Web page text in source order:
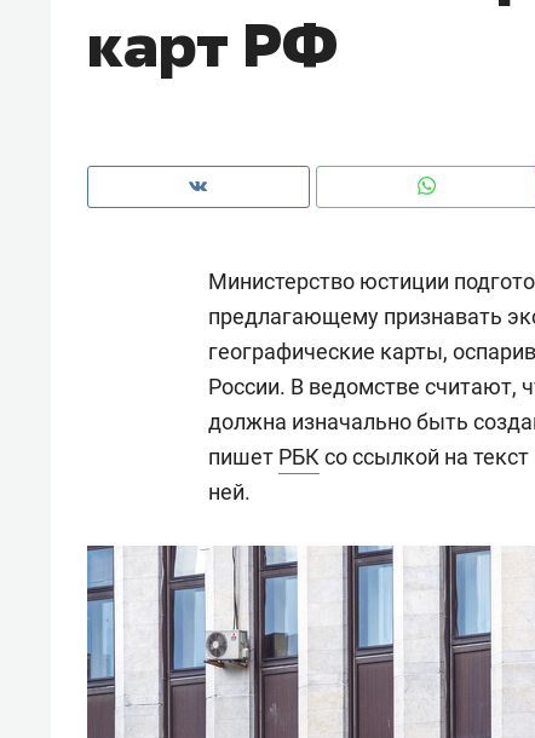
карт РФ
Министерство юстиции
предлагающему признавать
географические карты,
России. В ведомстве считают,
должна изначально быть
пишет РБК со ссылкой на
ней.
рынки, почему надо знать
чем интересен Оман?
Как ГК «МИР ГРУПП» и ВТБ
создают оазис жилого
150